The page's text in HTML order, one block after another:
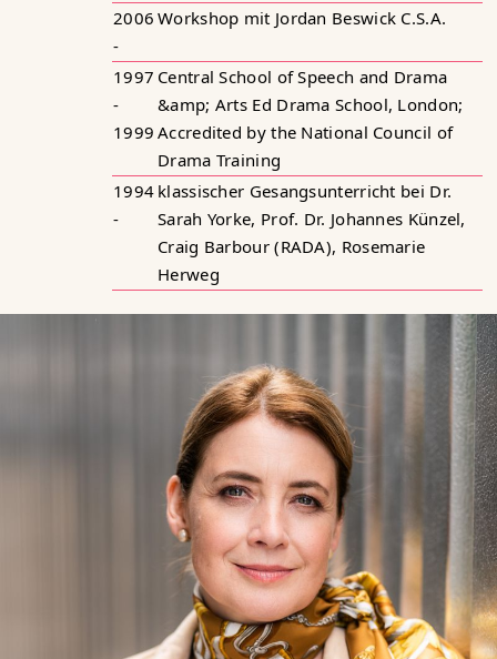
2006
-
Workshop mit Jordan Beswick C.S.A.
1997
-
1999
Central School of Speech and Drama
&amp; Arts Ed Drama School, London;
Accredited by the National Council of
Drama Training
1994
-
klassischer Gesangsunterricht bei Dr.
Sarah Yorke, Prof. Dr. Johannes Künzel,
Craig Barbour (RADA), Rosemarie
Herweg